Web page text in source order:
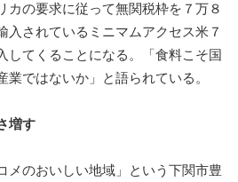
カの要求に従って無関税枠を７万８
入されているミニマムアクセス米７
してくることになる。「食料こそ国
業ではないか」と語られている。
増す
のおいしい地域」という下関市豊